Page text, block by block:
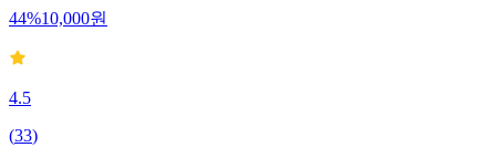
44%10,000원
4.5
(33)